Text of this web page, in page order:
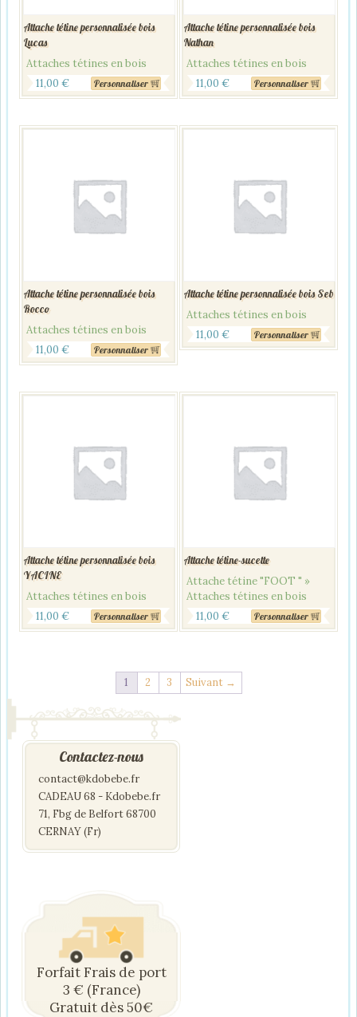
Attache tétine personnalisée bois
Lucas
Attaches tétines en bois
11,00 € Personnaliser
Attache tétine personnalisée bois
Nathan
Attaches tétines en bois
11,00 € Personnaliser
Attache tétine personnalisée bois
Rocco
Attaches tétines en bois
11,00 € Personnaliser
Attache tétine personnalisée bois Seb
Attaches tétines en bois
11,00 € Personnaliser
Attache tétine personnalisée bois
YACINE
Attaches tétines en bois
11,00 € Personnaliser
Attache tétine-sucette
Attache tétine "FOOT " »
Attaches tétines en bois
11,00 € Personnaliser
1 2 3 Suivant →
Contactez-nous
contact@kdobebe.fr
CADEAU 68 - Kdobebe.fr
71, Fbg de Belfort 68700
CERNAY (Fr)
Forfait Frais de port
3 € (France)
Gratuit dès 50€